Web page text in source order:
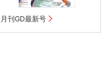
月刊GD最新号